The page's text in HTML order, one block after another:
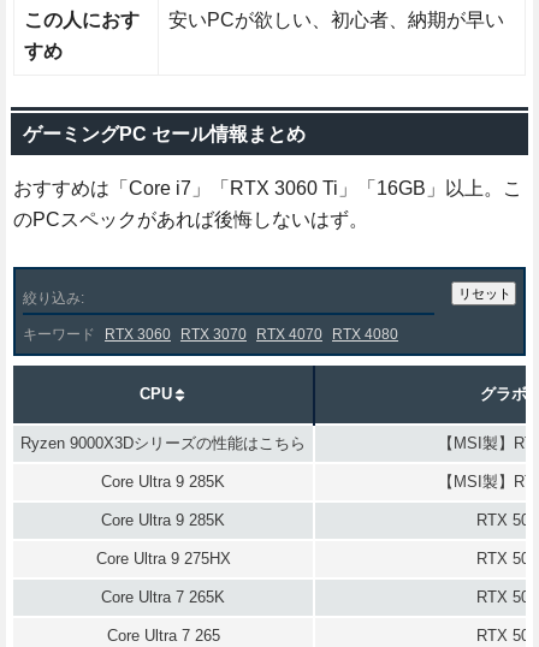
この人におす
すめ
安いPCが欲しい、初心者、納期が早い
ゲーミングPC セール情報まとめ
おすすめは「Core i7」「RTX 3060 Ti」「16GB」以上。こ
のPCスペックがあれば後悔しないはず。
絞り込み:
キーワード RTX 3060 RTX 3070 RTX 4070 RTX 4080
CPU グラボ
Ryzen 9000X3Dシリーズの性能はこちら 【MSI製】
Core Ultra 9 285K 【MSI製】
Core Ultra 9 285K RTX
Core Ultra 9 275HX RTX
Core Ultra 7 265K RTX
Core Ultra 7 265 RTX